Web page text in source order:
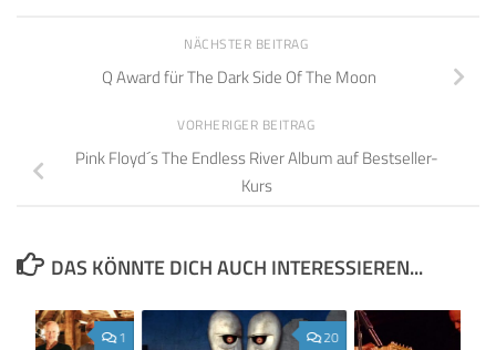
NÄCHSTER BEITRAG
Q Award für The Dark Side Of The Moon
VORHERIGER BEITRAG
Pink Floyd´s The Endless River Album auf Bestseller-
Kurs
DAS KÖNNTE DICH AUCH INTERESSIEREN...
20
1